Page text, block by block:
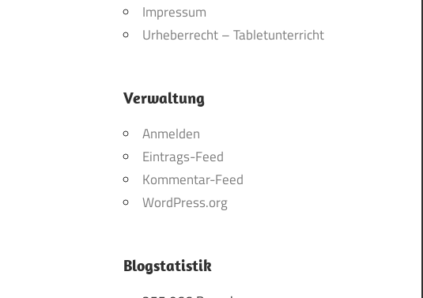
Impressum
Urheberrecht – Tabletunterricht
Verwaltung
Anmelden
Eintrags-Feed
Kommentar-Feed
WordPress.org
Blogstatistik